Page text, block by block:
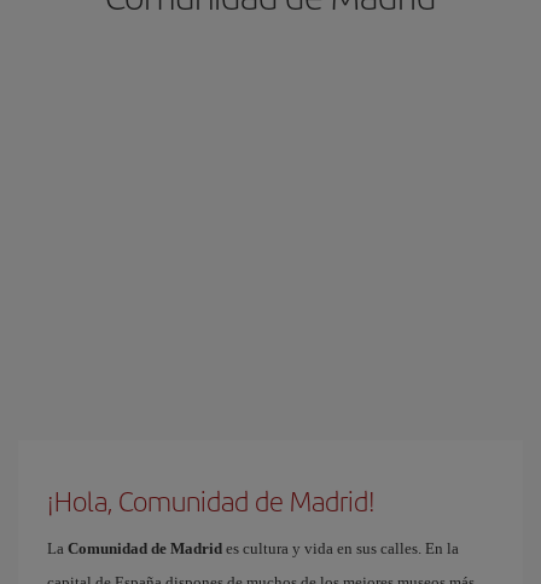
¡Hola, Comunidad de Madrid!
La Comunidad de Madrid es cultura y vida en sus calles. En la